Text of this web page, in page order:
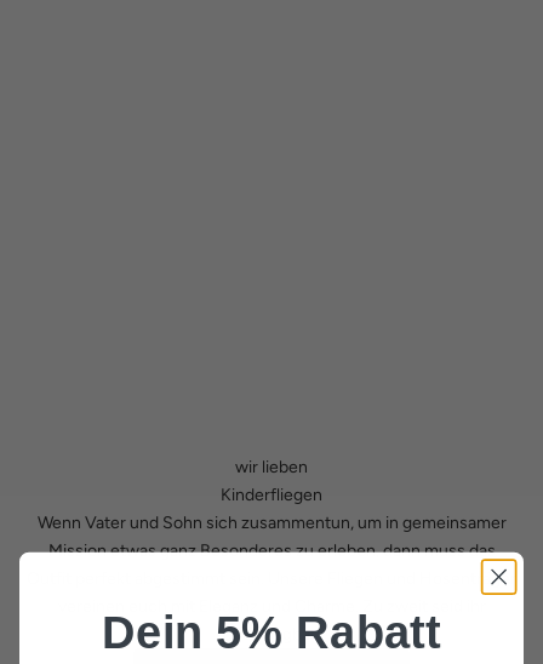
wir lieben
Kinderfliegen
Wenn Vater und Sohn sich zusammentun, um in gemeinsamer
Mission etwas ganz Besonderes zu erleben, dann muss das
Outfit perfekt abgestimmt sein. Unsere Fliegen und Hosenträger
unschlagbar.
Dein 5% Rabatt